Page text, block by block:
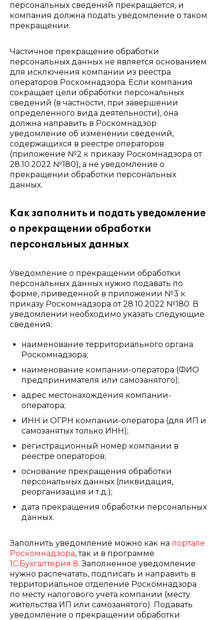
персональных сведений прекращается, и
компания должна подать уведомление о таком
прекращении.
Частичное прекращение обработки
персональных данных не является основанием
для исключения компании из реестра
операторов Роскомнадзора. Если компания
сокращает цели обработки персональных
сведений (в частности, при завершении
определенного вида деятельности), она
должна направить в Роскомнадзор
уведомление об изменении сведений,
содержащихся в реестре операторов
(приложение №2 к приказу Роскомнадзора от
28.10.2022 №180), а не уведомление о
прекращении обработки персональных
данных.
Как заполнить и подать уведомление
о прекращении обработки
персональных данных
Уведомление о прекращении обработки
персональных данных нужно подавать по
форме, приведенной в приложении №3 к
приказу Роскомнадзора от 28.10.2022 №180. В
уведомлении необходимо указать следующие
сведения:
наименование территориального органа
Роскомнадзора;
наименование компании-оператора (ФИО
предпринимателя или самозанятого);
адрес местонахождения компании-
оператора;
ИНН и ОГРН компании-оператора (для ИП и
самозанятых только ИНН);
регистрационный номер компании в
реестре операторов;
основание прекращения обработки
персональных данных (ликвидация,
реорганизация и т.д.);
дата прекращения обработки персональных
данных.
Заполнить уведомление можно как на портале
Роскомнадзора, так и в программе
1С:Бухгалтерия 8. Заполненное уведомление
нужно распечатать, подписать и направить в
территориальное отделение Роскомнадзора
по месту налогового учета компании (месту
жительства ИП или самозанятого). Подавать
уведомление о прекращении обработки